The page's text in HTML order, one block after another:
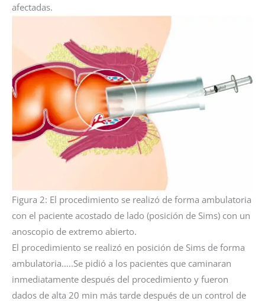
afectadas.
Figura 2: El procedimiento se realizó de forma ambulatoria
con el paciente acostado de lado (posición de Sims) con un
anoscopio de extremo abierto.
El procedimiento se realizó en posición de Sims de forma
ambulatoria…..Se pidió a los pacientes que caminaran
inmediatamente después del procedimiento y fueron
dados de alta 20 min más tarde después de un control de